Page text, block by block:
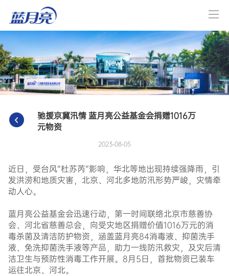
News
驰援京冀汛情 蓝月亮公益基金会捐赠1016万
元物资
2023-08-05
近日，受台风“杜苏芮”影响，华北等地出现持续强降雨，引
发洪涝和地质灾害，北京、河北多地防汛形势严峻，灾情牵
动人心。
蓝月亮公益基金会迅速行动，第一时间联络北京市慈善协
会、河北省慈善总会，向受灾地区捐赠价值1016万元的消
毒杀菌及清洁防护物资，涵盖蓝月亮84消毒液、抑菌洗手
液、免洗抑菌洗手液等产品，助力一线防汛救灾，及灾后清
洁卫生与预防性消毒工作开展。 8月5日，首批物资已装车
运往北京、河北。